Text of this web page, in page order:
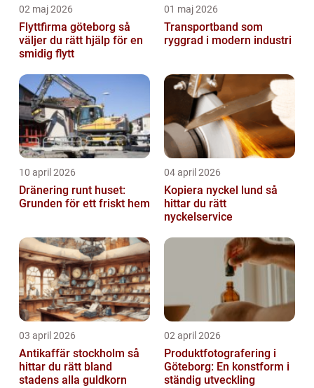
02 maj 2026
Flyttfirma göteborg så
väljer du rätt hjälp för en
smidig flytt
01 maj 2026
Transportband som
ryggrad i modern industri
10 april 2026
Dränering runt huset:
Grunden för ett friskt hem
04 april 2026
Kopiera nyckel lund så
hittar du rätt
nyckelservice
03 april 2026
Antikaffär stockholm så
hittar du rätt bland
stadens alla guldkorn
02 april 2026
Produktfotografering i
Göteborg: En konstform i
ständig utveckling